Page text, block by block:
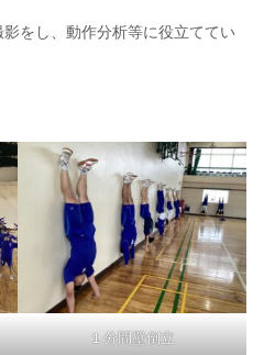
をし、動作分析等に役立ててい
１分間壁倒立